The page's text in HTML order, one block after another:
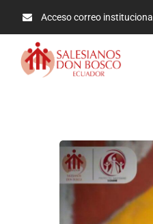
Acceso correo institucional